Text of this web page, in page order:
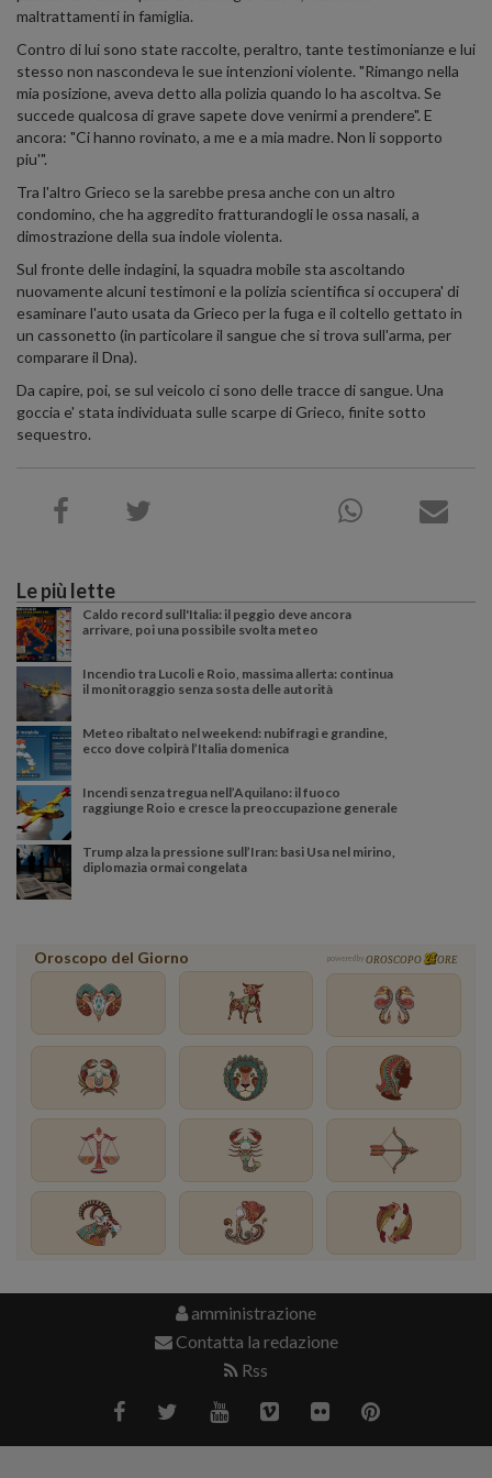
maltrattamenti in famiglia.
Contro di lui sono state raccolte, peraltro, tante testimonianze e lui
stesso non nascondeva le sue intenzioni violente. "Rimango nella
mia posizione, aveva detto alla polizia quando lo ha ascoltva. Se
succede qualcosa di grave sapete dove venirmi a prendere". E
ancora: "Ci hanno rovinato, a me e a mia madre. Non li sopporto
piu'".
Tra l'altro Grieco se la sarebbe presa anche con un altro
condomino, che ha aggredito fratturandogli le ossa nasali, a
dimostrazione della sua indole violenta.
Sul fronte delle indagini, la squadra mobile sta ascoltando
nuovamente alcuni testimoni e la polizia scientifica si occupera' di
esaminare l'auto usata da Grieco per la fuga e il coltello gettato in
un cassonetto (in particolare il sangue che si trova sull'arma, per
comparare il Dna).
Da capire, poi, se sul veicolo ci sono delle tracce di sangue. Una
goccia e' stata individuata sulle scarpe di Grieco, finite sotto
sequestro.
Le più lette
Caldo record sull'Italia: il peggio deve ancora
arrivare, poi una possibile svolta meteo
Incendio tra Lucoli e Roio, massima allerta: continua
il monitoraggio senza sosta delle autorità
Meteo ribaltato nel weekend: nubifragi e grandine,
ecco dove colpirà l’Italia domenica
Incendi senza tregua nell’Aquilano: il fuoco
raggiunge Roio e cresce la preoccupazione generale
Trump alza la pressione sull’Iran: basi Usa nel mirino,
diplomazia ormai congelata
Oroscopo del Giorno powered by OROSCOPO ORE
amministrazione
Contatta la redazione
Rss